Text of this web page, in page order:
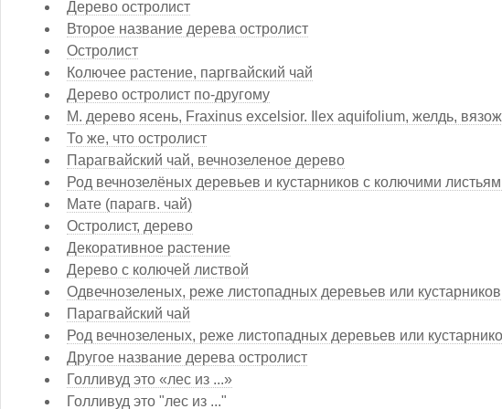
Дерево остролист
Второе название дерева остролист
Остролист
Колючее растение, паргвайский чай
Дерево остролист по-другому
М. дерево ясень, Fraxinus excelsior. Ilex aquifolium, желдь,
То же, что остролист
Парагвайский чай, вечнозеленое дерево
Род вечнозелёных деревьев и кустарников с колючими
Мате (парагв. чай)
Остролист, дерево
Декоративное растение
Дерево с колючей листвой
Одвечнозеленых, реже листопадных деревьев или
Парагвайский чай
Род вечнозеленых, реже листопадных деревьев или
Другое название дерева остролист
Голливуд это «лес из ...»
Голливуд это "лес из ..."